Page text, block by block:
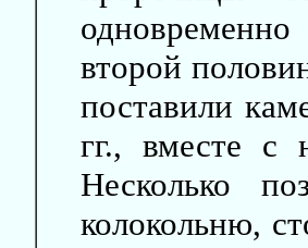
второй
поставили
гг., вместе с
Несколько
колокольню,